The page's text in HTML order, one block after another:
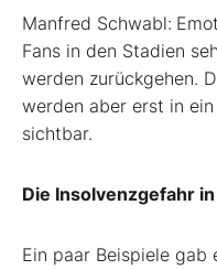
Manfred Schwabl:
Fans in den Stadien
werden zurückgehen.
werden aber erst in
sichtbar.
Die Insolvenzgefahr
Ein paar Beispiele gab